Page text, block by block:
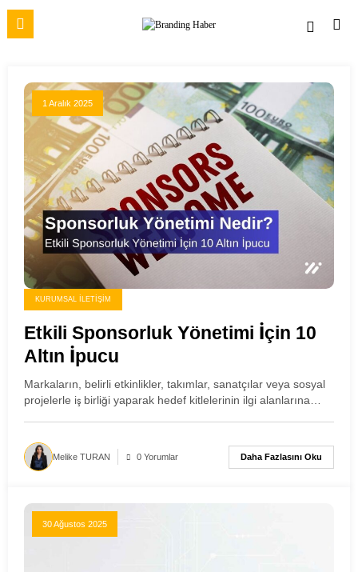
1 Aralık 2025
KURUMSAL İLETIŞIM
Etkili Sponsorluk Yönetimi İçin 10
Altın İpucu
Markaların, belirli etkinlikler, takımlar, sanatçılar veya sosyal
projelerle iş birliği yaparak hedef kitlelerinin ilgi alanlarına…
Melike TURAN 0 Yorumlar Daha Fazlasını Oku
30 Ağustos 2025